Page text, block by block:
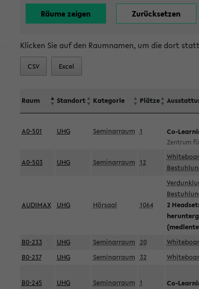
Klicken Sie auf den Raumnamen, um die dort
CSV Excel
Raum Standort Kategorie Plätze
A0-501 UHG Seminarraum 1 Co-
Zentrum
A0-503 UHG Seminarraum 12
AUDIMAX UHG Hörsaal 1064
2
B0-233 UHG Seminarraum 20
B0-237
UHG Seminarraum 32
B0-245 UHG Seminarraum 1 Co-